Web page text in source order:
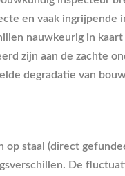
en vaak
nauwkeurig in
zijn aan de zachte
degradatie van
staal (direct
De